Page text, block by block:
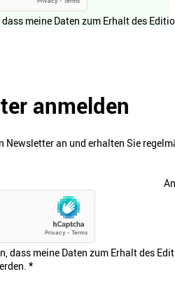
meine Daten zum Erhalt des
anmelden
Newsletter an und erhalten Sie
dass meine Daten zum Erhalt des
*